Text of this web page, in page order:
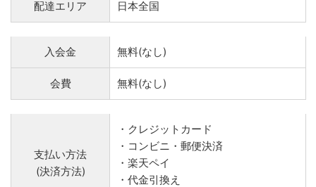
配達エリア 日本全国
入会金 無料(なし)
会費 無料(なし)
支払い方法
(決済方法)
・クレジットカード
・コンビニ・郵便決済
・楽天ペイ
・代金引換え